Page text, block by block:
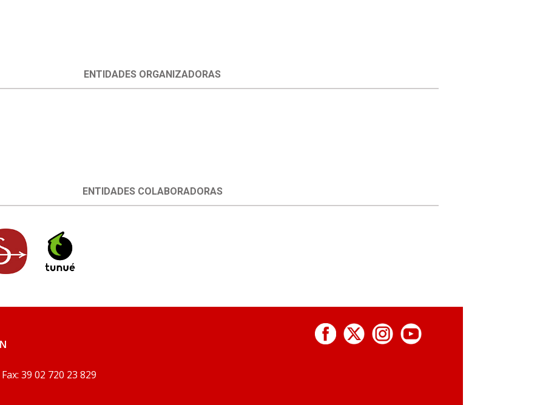
ENTIDADES ORGANIZADORAS
ENTIDADES COLABORADORAS
39 02 720 23 829